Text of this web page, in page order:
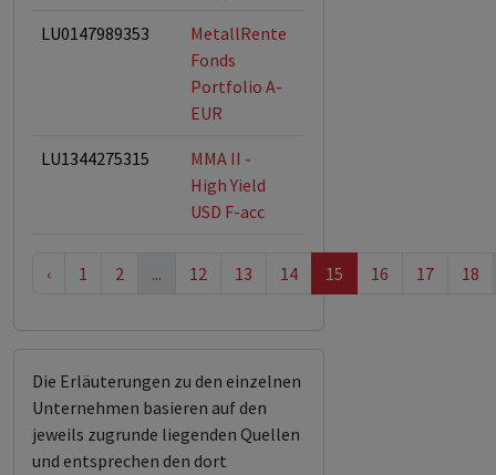
LU0147989353
MetallRente
Fonds
Portfolio A-
EUR
LU1344275315
MMA II -
High Yield
USD F-acc
‹ 1 2 ... 12 13 14 15 16 17 18
Die Erläuterungen zu den einzelnen
Unternehmen basieren auf den
jeweils zugrunde liegenden Quellen
und entsprechen den dort